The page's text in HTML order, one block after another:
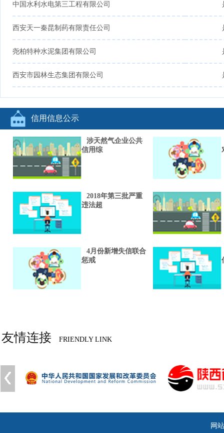
中国水利水电第三工程有限公司
西安天一秦昆制药有限责任公司
尧柏特种水泥集团有限公司
西安市园林生态集团有限公司
信用信息公示
涉天然气企业公共
信用综
2018年第三批严重
违法超
4月份新增失信联合
惩戒
友情连接 FRIENDLY LINK
网